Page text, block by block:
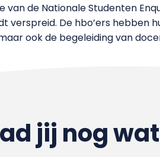
de Nationale Studenten
verspreid. De hbo’ers hebben
ook de begeleiding van
jij nog